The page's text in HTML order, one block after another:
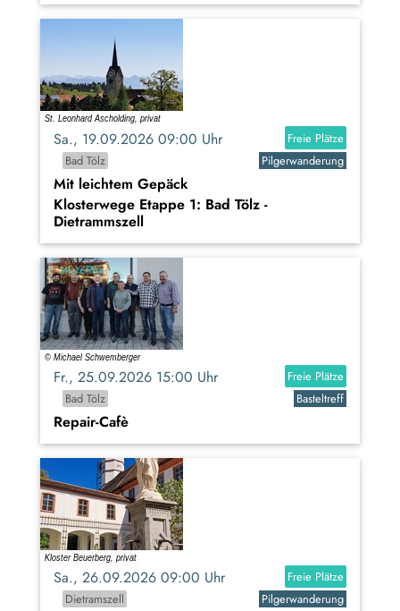
Sa., 19.09.2026 09:00 Uhr
Freie Plätze
Bad Tölz
Pilgerwanderung
Mit leichtem Gepäck
Klosterwege Etappe 1: Bad Tölz -
Dietrammszell
Fr., 25.09.2026 15:00 Uhr
Freie Plätze
Bad Tölz
Basteltreff
Repair-Cafè
Sa., 26.09.2026 09:00 Uhr
Freie Plätze
Dietramszell
Pilgerwanderung